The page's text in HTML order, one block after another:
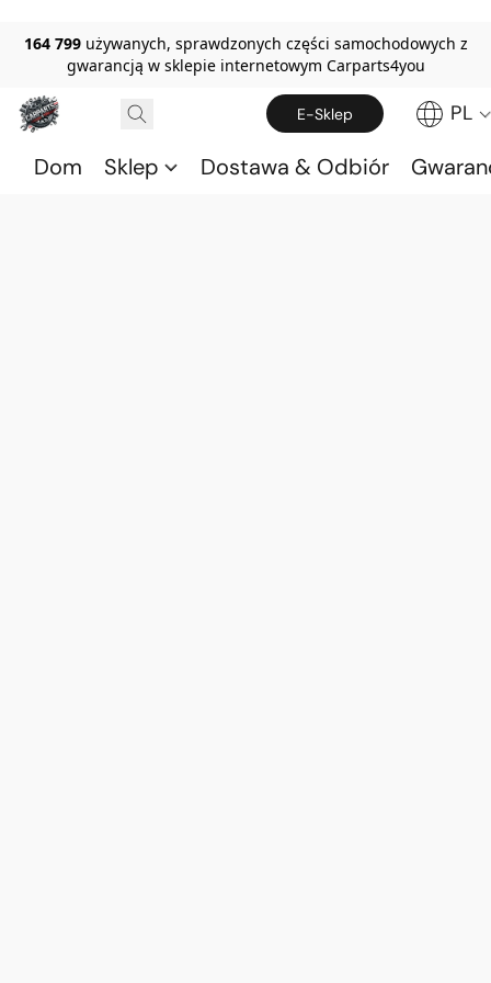
164 799 używanych, sprawdzonych części samochodowych z
gwarancją w sklepie internetowym Carparts4you
E-Sklep PL
Dom Sklep Dostawa & Odbiór